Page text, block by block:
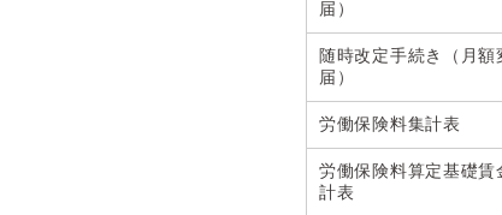
届）
随時改定手続き（月額
届）
労働保険料集計表
労働保険料算定基礎賃
計表